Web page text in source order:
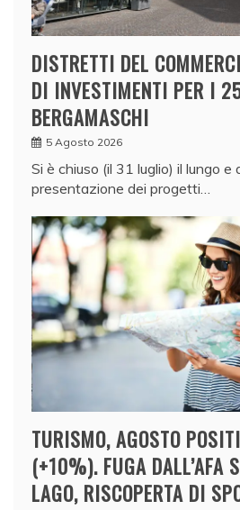
DISTRETTI DEL
DI INVESTIMENTI PER I
BERGAMASCHI
5 Agosto 2026
Si è chiuso (il 31 luglio) il lungo
presentazione dei progetti…
TURISMO, AGOSTO
(+10%). FUGA DALL’AFA
LAGO, RISCOPERTA DI